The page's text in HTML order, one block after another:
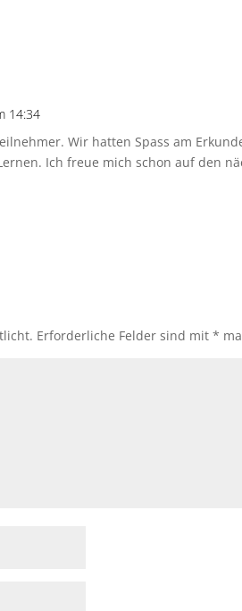
14:34
Wir hatten Spass am
Ich freue mich schon auf den
Erforderliche Felder sind mit*